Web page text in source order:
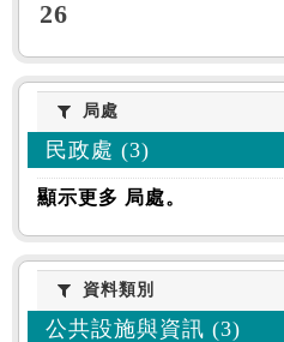
26
局處局處
民政處 (3)
顯示更多 局處。
資料類別
資料類別
公共設施與資訊 (3)